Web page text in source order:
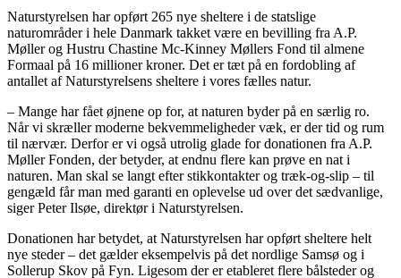
Naturstyrelsen har opført 265 nye sheltere i de statslige
naturområder i hele Danmark takket være en bevilling fra A.P.
Møller og Hustru Chastine Mc-Kinney Møllers Fond til almene
Formaal på 16 millioner kroner. Det er tæt på en fordobling af
antallet af Naturstyrelsens sheltere i vores fælles natur.
– Mange har fået øjnene op for, at naturen byder på en særlig ro.
Når vi skræller moderne bekvemmeligheder væk, er der tid og rum
til nærvær. Derfor er vi også utrolig glade for donationen fra A.P.
Møller Fonden, der betyder, at endnu flere kan prøve en nat i
naturen. Man skal se langt efter stikkontakter og træk-og-slip – til
gengæld får man med garanti en oplevelse ud over det sædvanlige,
siger Peter Ilsøe, direktør i Naturstyrelsen.
Donationen har betydet, at Naturstyrelsen har opført sheltere helt
nye steder – det gælder eksempelvis på det nordlige Samsø og i
Sollerup Skov på Fyn. Ligesom der er etableret flere bålsteder og